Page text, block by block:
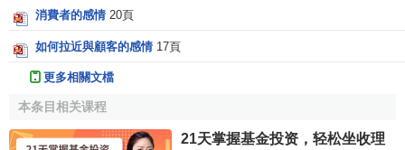
形象，都非常在乎領導對自己的看法。領導的表揚往往具有
權威性，是員工確立自己在本單位的價值和位置的依據。領
導者要及時表揚、獎勵、提拔出色員工，以免讓他們產生“反
表明領導對員工的肯定和賞識，還表明領導很關註員工的事
情，對他們的一言一行都很關心。領導對員工的贊揚，還能
消費者的感情 20頁
如何拉近與顧客的感情 17頁
更多相關文檔
本条目相关课程
21天掌握基金投资，轻松坐收理